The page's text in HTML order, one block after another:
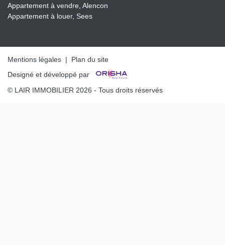
Appartement à vendre, Alencon
Appartement à louer, Sees
Mentions légales | Plan du site
Designé et développé par
© LAIR IMMOBILIER 2026 - Tous droits réservés